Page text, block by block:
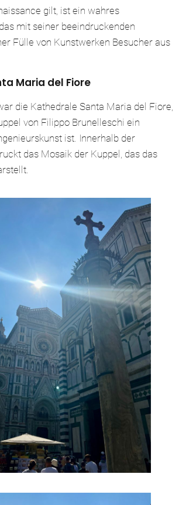
gilt, ist ein wahres
mit seiner beeindruckenden
Fülle von Kunstwerken Besucher aus
Maria del Fiore
die Kathedrale Santa Maria del Fiore,
von Filippo Brunelleschi ein
ist. Innerhalb der
das Mosaik der Kuppel, das das